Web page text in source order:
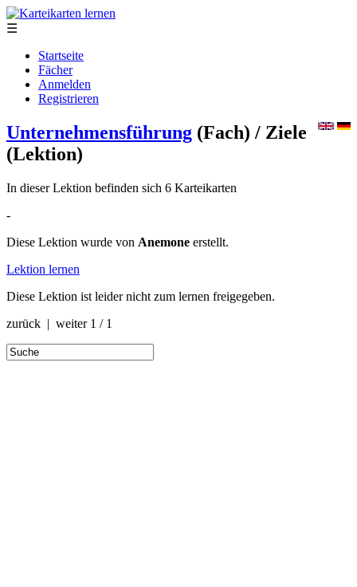
☰
Startseite
Fächer
Anmelden
Registrieren
Unternehmensführung (Fach) / Ziele
(Lektion)
In dieser Lektion befinden sich 6 Karteikarten
-
Diese Lektion wurde von Anemone erstellt.
Lektion lernen
Diese Lektion ist leider nicht zum lernen freigegeben.
zurück | weiter 1 / 1